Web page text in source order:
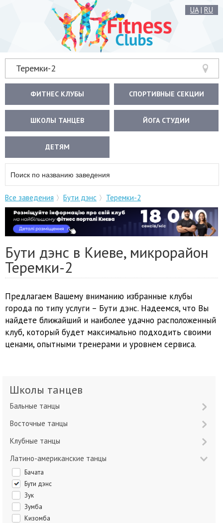
UA| RU
Теремки-2
ФИТНЕС КЛУБЫ СПОРТИВНЫЕ СЕКЦИИ
ШКОЛЫ ТАНЦЕВ ЙОГА СТУДИИ
ДЕТЯМ
Все заведения Бути дэнс Теремки-2
Бути дэнс в Киеве, микрорайон
Теремки-2
Предлагаем Вашему вниманию избранные клубы
города по типу услуги – Бути дэнс. Надеемся, что Вы
найдете ближайший и наиболее удачно расположенный
клуб, который будет максимально подходить своими
ценами, опытными тренерами и уровнем сервиса.
Школы танцев
Бальные танцы
Восточные танцы
Клубные танцы
Латино-американские танцы
Бачата
Бути дэнс
Зук
Зумба
Кизомба